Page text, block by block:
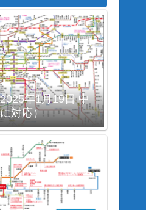
年1月19日 中
対応）